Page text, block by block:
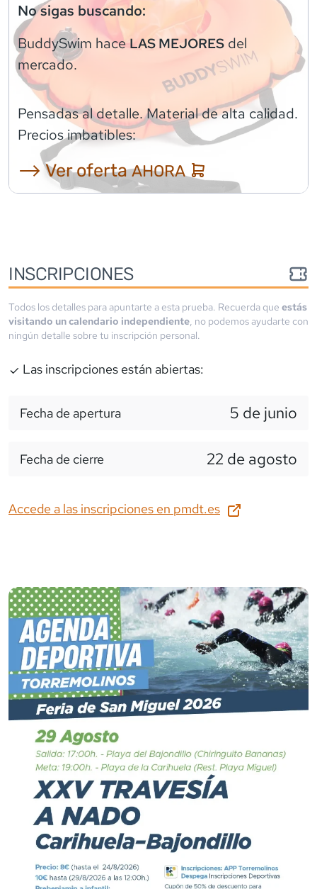
No sigas buscando:
BuddySwim haceLAS MEJORES del
mercado.
Pensadas al detalle. Material de alta calidad.
Precios imbatibles:
⟶ Ver ofertaAHORA
INSCRIPCIONES
Todos los detalles para apuntarte a esta prueba. Recuerda que estás
visitando un calendario independiente, no podemos ayudarte con
ningún detalle sobre tu inscripción personal.
Las inscripciones están abiertas:
Fecha de apertura 5 de junio
Fecha de cierre 22 de agosto
Accede a las inscripciones en pmdt.es